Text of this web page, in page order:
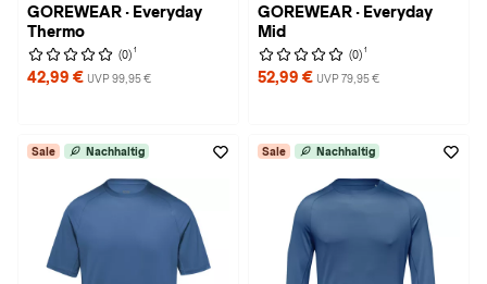
GOREWEAR · Everyday
Thermo
(0) 1
42,99 € UVP 99,95 €
GOREWEAR · Everyday
Mid
(0) 1
52,99 € UVP 79,95 €
Sale Nachhaltig Sale Nachhaltig